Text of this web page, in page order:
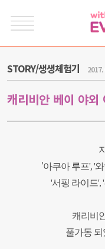
STORY/생생체험기 2017.
캐리비안 베이 야
'아쿠아 루프','
'서핑 라이드', '
캐리비
풀가동